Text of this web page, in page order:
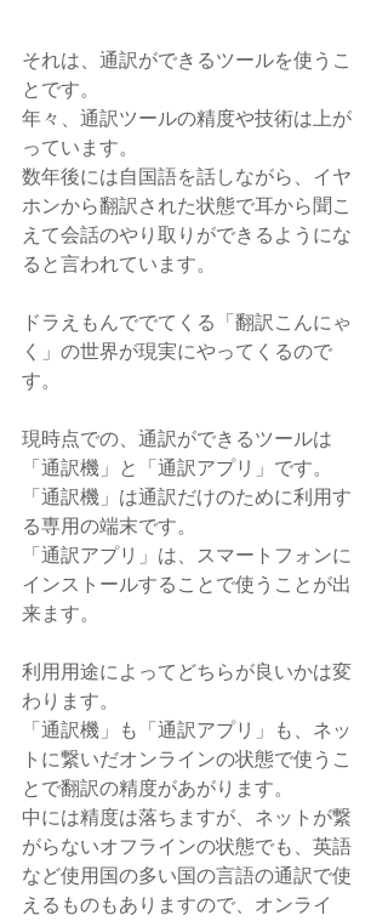
それは、通訳ができるツールを使うこ
とです。
年々、通訳ツールの精度や技術は上が
っています。
数年後には自国語を話しながら、イヤ
ホンから翻訳された状態で耳から聞こ
えて会話のやり取りができるようにな
ると言われています。
ドラえもんででてくる「翻訳こんにゃ
く」の世界が現実にやってくるので
す。
現時点での、通訳ができるツールは
「通訳機」と「通訳アプリ」です。
「通訳機」は通訳だけのために利用す
る専用の端末です。
「通訳アプリ」は、スマートフォンに
インストールすることで使うことが出
来ます。
利用用途によってどちらが良いかは変
わります。
「通訳機」も「通訳アプリ」も、ネッ
トに繋いだオンラインの状態で使うこ
とで翻訳の精度があがります。
中には精度は落ちますが、ネットが繋
がらないオフラインの状態でも、英語
など使用国の多い国の言語の通訳で使
えるものもありますので、オンライ